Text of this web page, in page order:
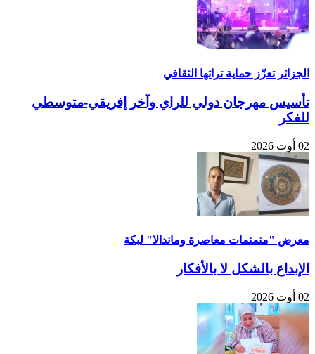
الجزائر تعزّز حماية تراثها الثقافي
تأسيس مهرجان دولي للراي وآخر إفريقي-متوسطي
للفكر
02 أوت 2026
معرض "منمنمات معاصرة وماندالا" لبكة
الإبداع بالشكل لا بالأفكار
02 أوت 2026